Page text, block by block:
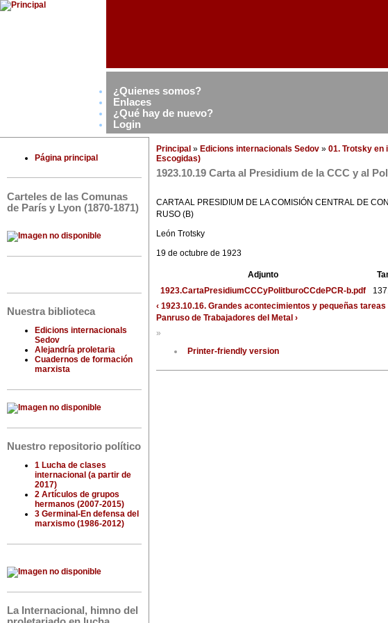
¿Quienes somos?
Enlaces
¿Qué hay de nuevo?
Login
Página principal
Carteles de las Comunas
de París y Lyon (1870-1871)
Nuestra biblioteca
Edicions internacionals
Sedov
Alejandría proletaria
Cuadernos de formación
marxista
Nuestro repositorio político
1 Lucha de clases
internacional (a partir de
2017)
2 Artículos de grupos
hermanos (2007-2015)
3 Germinal-En defensa del
marxismo (1986-2012)
La Internacional, himno del
Principal » Edicions internacionals Sedov » 01. Trotsky en
Escogidas)
1923.10.19 Carta al Presidium de la CCC y al
CARTA AL PRESIDIUM DE LA COMISIÓN CENTRAL DE
RUSO (B)
León Trotsky
19 de octubre de 1923
Adjunto
1923.CartaPresidiumCCCyPolitburoCCdePCR-b.pdf
‹ 1923.10.16. Grandes acontecimientos y pequeñas tareas
Panruso de Trabajadores del Metal ›
»
Printer-friendly version